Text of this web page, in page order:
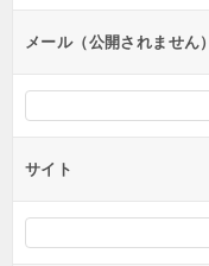
ンメール（公開されません）
サイト